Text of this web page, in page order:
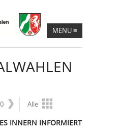
MENU≡
Alle
INNERN INFORMIERT